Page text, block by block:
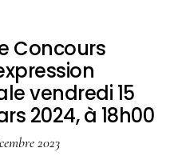
Concours
vendredi 15
2024, à 18h00
2023